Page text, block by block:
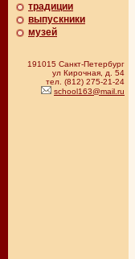
традиции
выпускники
музей
191015 Санкт-Петербург
ул Кирочная, д. 54
тел. (812) 275-21-24
school163@mail.ru